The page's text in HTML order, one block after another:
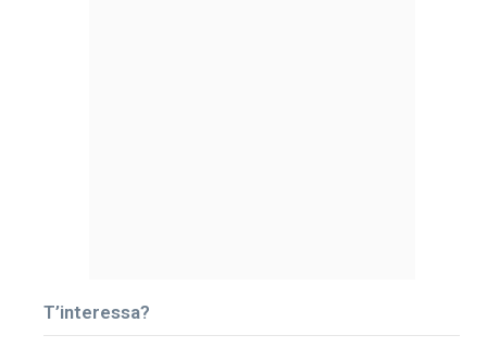
T’interessa?